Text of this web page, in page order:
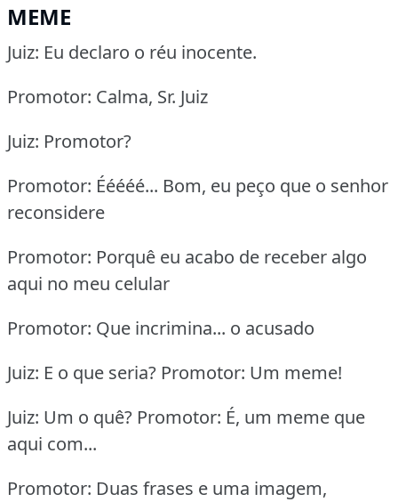
MEME
Juiz: Eu declaro o réu inocente.
Promotor: Calma, Sr. Juiz
Juiz: Promotor?
Promotor: Ééééé... Bom, eu peço que o senhor
reconsidere
Promotor: Porquê eu acabo de receber algo
aqui no meu celular
Promotor: Que incrimina... o acusado
Juiz: E o que seria? Promotor: Um meme!
Juiz: Um o quê? Promotor: É, um meme que
aqui com...
Promotor: Duas frases e uma imagem,